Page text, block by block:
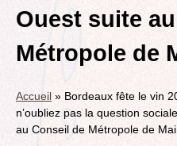
BIODIVERSITE,
BORDEAUX
REVUE DE PRESSE
POLITIQUE
GRAND
TRAMWAY, RER
COLLECTIF
ROCADE VDO
POINT DE VUE
L’ACTION POLITIQUE
BORDEAUX
EMPLOI, SOLIDARITES
ELECTIONS,
PHRASES..
Ouest suite
Métropole de
Accueil » Bordeaux fête le vin
n’oubliez pas la question
au Conseil de Métropole de